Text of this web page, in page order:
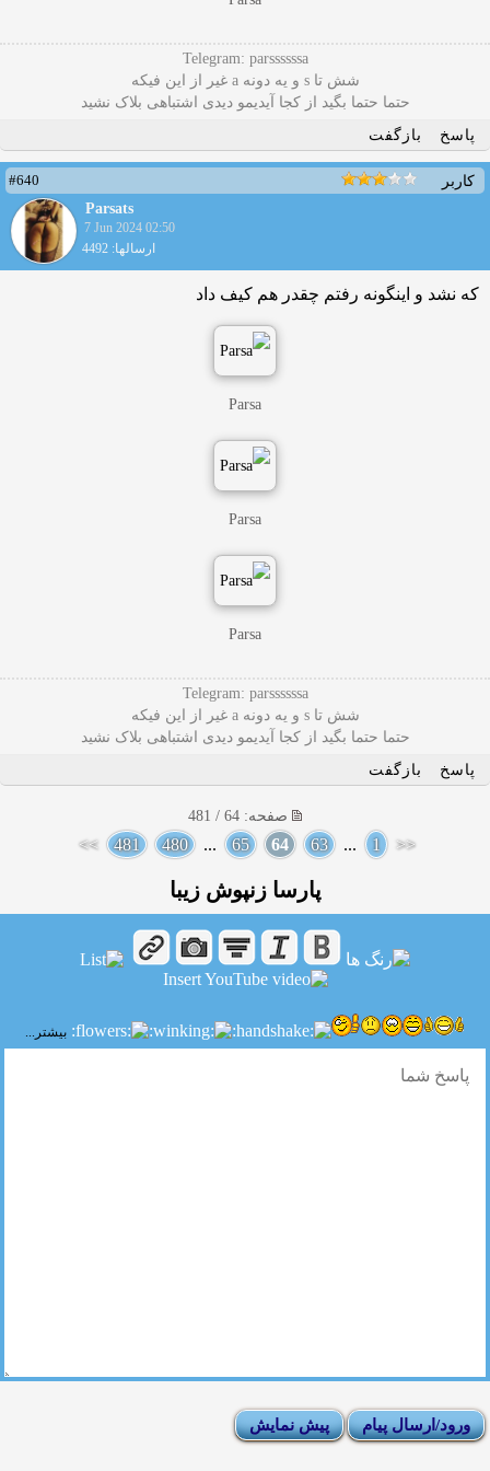
Telegram: parssssssa
شش تا s و یه دونه a غیر از این فیکه
حتما حتما بگید از کجا آیدیمو دیدی اشتباهی بلاک نشید
پاسخ
بازگفت
کاربر
#640
Parsats
7 Jun 2024 02:50
ارسالها: 4492
که نشد و اینگونه رفتم چقدر هم کیف داد
Parsa
Parsa
Parsa
Telegram: parssssssa
شش تا s و یه دونه a غیر از این فیکه
حتما حتما بگید از کجا آیدیمو دیدی اشتباهی بلاک نشید
پاسخ
بازگفت
صفحه: 64 / 481
<<
1
...
63
64
65
...
480
481
>>
پارسا زنپوش زیبا
بیشتر...